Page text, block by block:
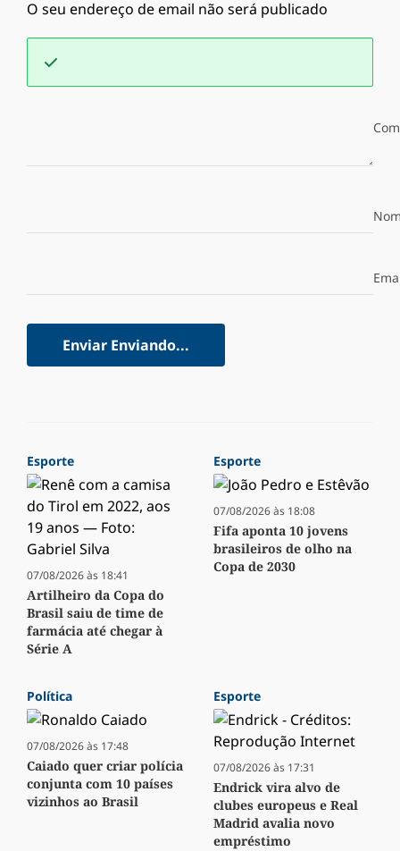
O seu endereço de email não será publicado
Enviar Enviando...
Esporte
07/08/2026 às 18:41
Artilheiro da Copa do
Brasil saiu de time de
farmácia até chegar à
Série A
Esporte
07/08/2026 às 18:08
Fifa aponta 10 jovens
brasileiros de olho na
Copa de 2030
Política
07/08/2026 às 17:48
Caiado quer criar polícia
conjunta com 10 países
vizinhos ao Brasil
Esporte
07/08/2026 às 17:31
Endrick vira alvo de
clubes europeus e Real
Madrid avalia novo
empréstimo